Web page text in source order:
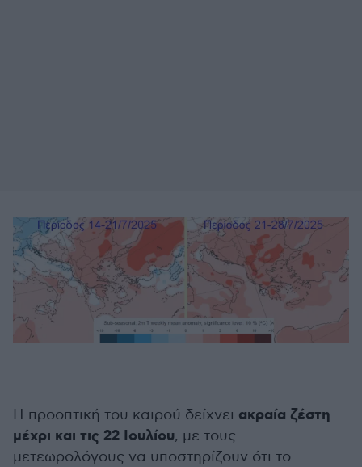
Η προοπτική του καιρού δείχνει ακραία ζέστη
μέχρι και τις 22 Ιουλίου, με τους
μετεωρολόγους να υποστηρίζουν ότι το